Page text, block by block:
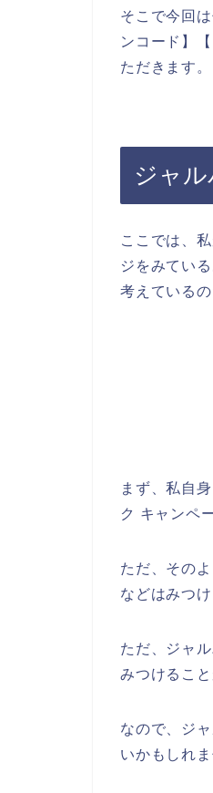
そこで今回
ンコード】
ただきます。
ジャ
ここでは、
ジをみてい
考えているの
まず、私自
ク キャンペ
ただ、その
などはみつ
ただ、ジャ
みつけるこ
なので、ジ
いかもしれま